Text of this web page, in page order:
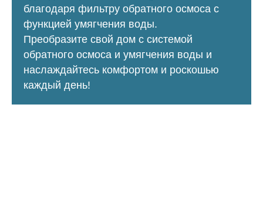
благодаря фильтру обратного осмоса с
функцией умягчения воды.
Преобразите свой дом с системой
обратного осмоса и умягчения воды и
наслаждайтесь комфортом и роскошью
каждый день!